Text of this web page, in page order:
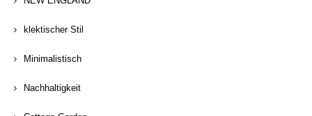
klektischer Stil
Minimalistisch
Nachhaltigkeit